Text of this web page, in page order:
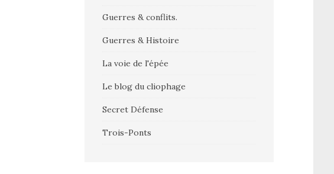
Guerres & conflits.
Guerres & Histoire
La voie de l'épée
Le blog du cliophage
Secret Défense
Trois-Ponts